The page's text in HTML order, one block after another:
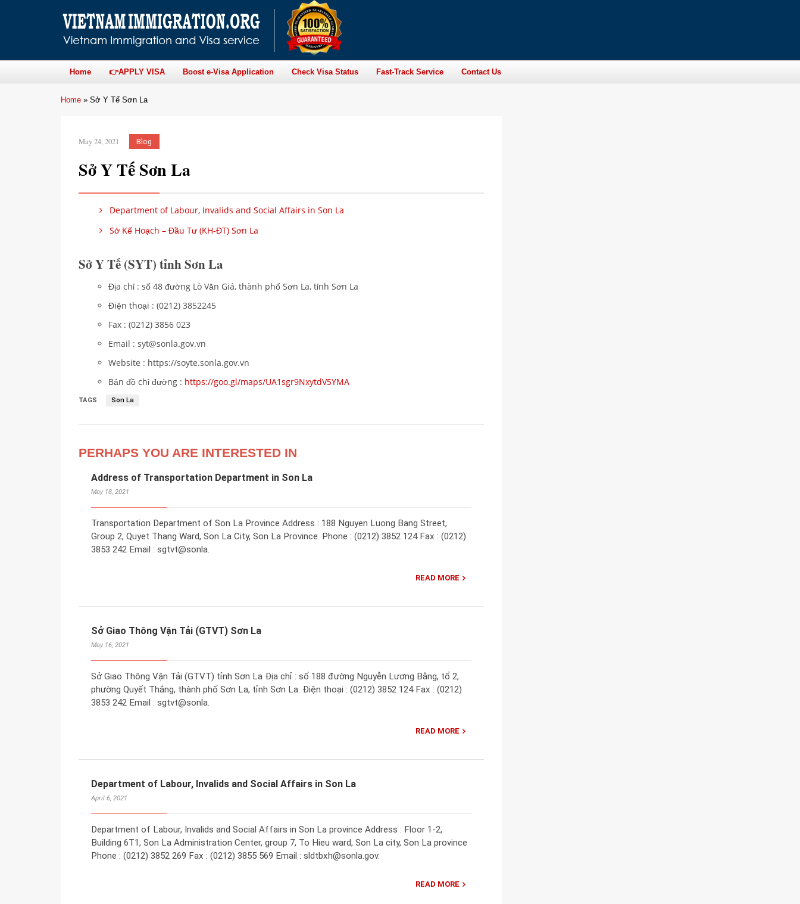
Home 👉APPLY VISA Boost e-Visa Application Check Visa Status Fast-Track Service Contact Us
Home » Sở Y Tế Sơn La
May 24, 2021 Blog
Sở Y Tế Sơn La
Department of Labour, Invalids and Social Affairs in Son La
Sở Kế Hoạch – Đầu Tư (KH-ĐT) Sơn La
Sở Y Tế (SYT) tỉnh Sơn La
Địa chỉ : số 48 đường Lò Văn Giá, thành phố Sơn La, tỉnh Sơn La
Điện thoại : (0212) 3852245
Fax : (0212) 3856 023
Email : syt@sonla.gov.vn
Website : https://soyte.sonla.gov.vn
Bản đồ chỉ đường : https://goo.gl/maps/UA1sgr9NxytdV5YMA
TAGS Son La
PERHAPS YOU ARE INTERESTED IN
Address of Transportation Department in Son La
May 18, 2021
Transportation Department of Son La Province Address : 188 Nguyen Luong Bang Street,
Group 2, Quyet Thang Ward, Son La City, Son La Province. Phone : (0212) 3852 124 Fax : (0212)
3853 242 Email : sgtvt@sonla.
READ MORE
Sở Giao Thông Vận Tải (GTVT) Sơn La
May 16, 2021
Sở Giao Thông Vận Tải (GTVT) tỉnh Sơn La Địa chỉ : số 188 đường Nguyễn Lương Bằng, tổ 2,
phường Quyết Thắng, thành phố Sơn La, tỉnh Sơn La. Điện thoại : (0212) 3852 124 Fax : (0212)
3853 242 Email : sgtvt@sonla.
READ MORE
Department of Labour, Invalids and Social Affairs in Son La
April 6, 2021
Department of Labour, Invalids and Social Affairs in Son La province Address : Floor 1-2,
Building 6T1, Son La Administration Center, group 7, To Hieu ward, Son La city, Son La province
Phone : (0212) 3852 269 Fax : (0212) 3855 569 Email : sldtbxh@sonla.gov.
READ MORE